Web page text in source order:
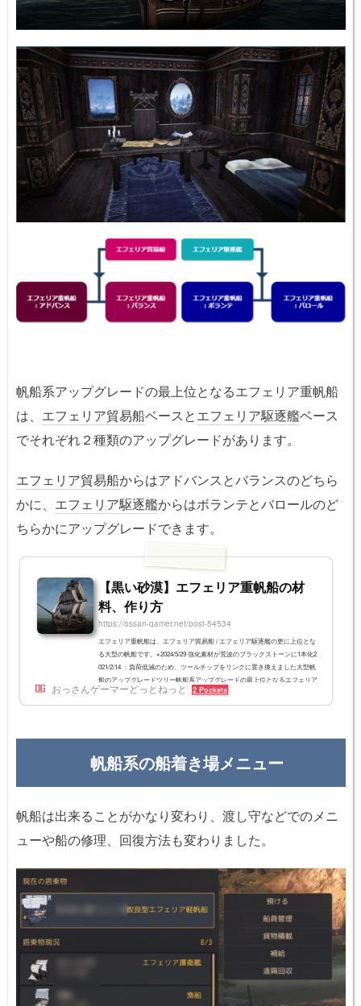
帆船系アップグレードの最上位となるエフェリア重帆船
は、 エフェリア貿易船ベースとエフェリア駆逐艦ベース
でそれぞれ２種類のアップグレードがあります。
エフェリア貿易船からはアドバンスとバランスのどちら
かに、 エフェリア駆逐艦からはボランテとバロールのど
ちらかにアップグレードできます。
【黒い砂漠】エフェリア重帆船の材
料、作り方
https://ossan-gamer.net/post-54534
エフェリア重帆船は、エフェリア貿易船 / エフェリア駆逐艦の更に上位とな
る大型の帆船です。※2024/5/29 強化素材が荒波のブラックストーンに1本化2
021/2/14 ：負荷低減のため、ツールチップをリンクに置き換えました大型帆
船のアップグレードツリー帆船系アップグレードの最上位となるエフェリア
重帆船は、エフェリア貿易船ベースとエフェリア駆逐艦ベースでそれぞれ２
種類のアップグレードがあります。エフェリア貿易船からはアドバンスとバ
おっさんゲーマーどっとねっと 2 Pockets
帆船系の船着き場メニュー
帆船は出来ることがかなり変わり、渡し守などでのメニ
ューや船の修理、回復方法も変わりました。